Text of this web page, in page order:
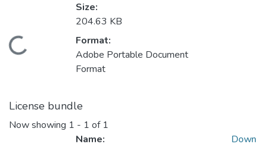
Loading...
Size:
204.63 KB
Format:
Adobe Portable Document
Format
License bundle
Now showing 1 - 1 of 1
Name:
Down